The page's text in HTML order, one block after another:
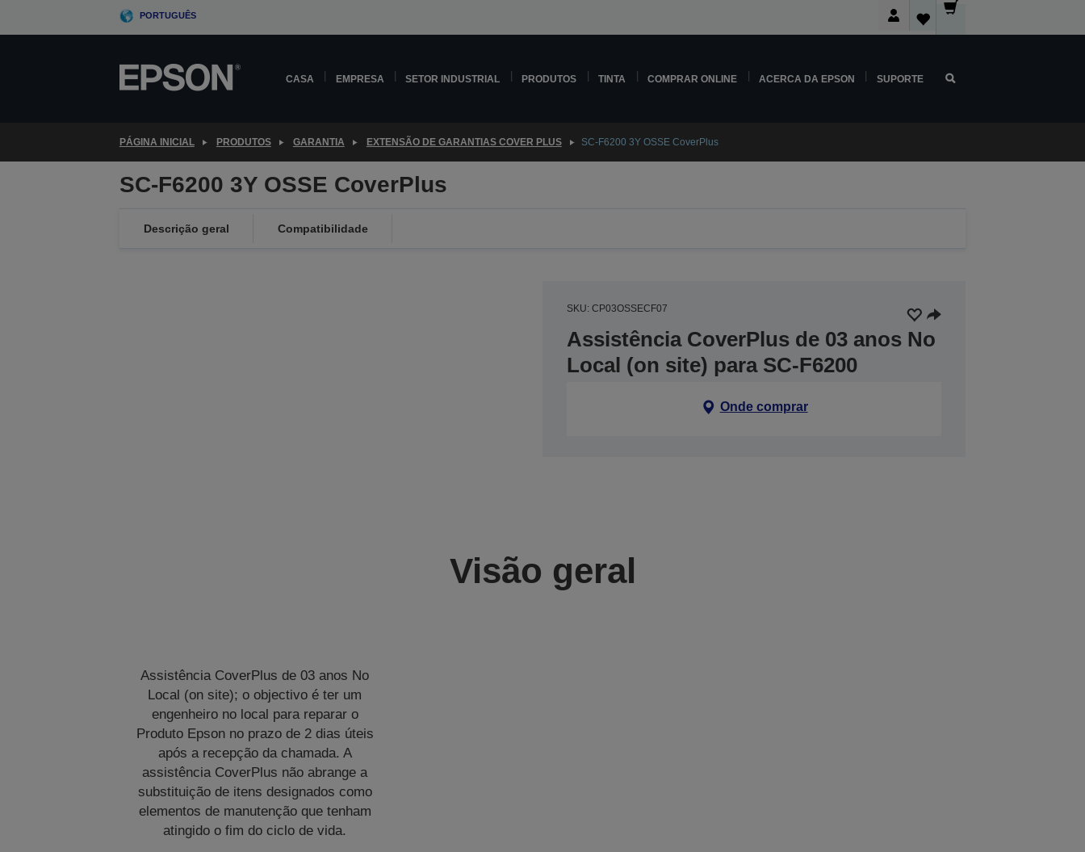
PORTUGUÊS
CASA EMPRESA SETOR INDUSTRIAL PRODUTOS TINTA COMPRAR ONLINE ACERCA DA EPSON SUPORTE
PÁGINA INICIAL PRODUTOS GARANTIA EXTENSÃO DE GARANTIAS COVER PLUS SC-F6200 3Y OSSE CoverPlus
SC-F6200 3Y OSSE CoverPlus
Descrição geral Compatibilidade
SKU: CP03OSSECF07
Assistência CoverPlus de 03 anos No
Local (on site) para SC-F6200
Onde comprar
Visão geral
Assistência CoverPlus de 03 anos No
Local (on site); o objectivo é ter um
engenheiro no local para reparar o
Produto Epson no prazo de 2 dias úteis
após a recepção da chamada. A
assistência CoverPlus não abrange a
substituição de itens designados como
elementos de manutenção que tenham
atingido o fim do ciclo de vida.